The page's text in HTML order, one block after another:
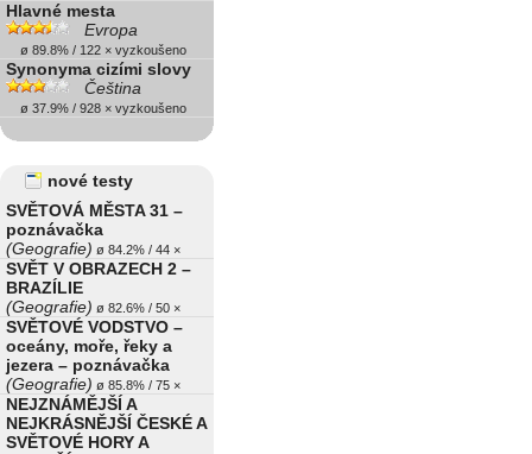
Hlavné mesta
Evropa
ø 89.8% / 122 × vyzkoušeno
Synonyma cizími slovy
Čeština
ø 37.9% / 928 × vyzkoušeno
nové testy
SVĚTOVÁ MĚSTA 31 –
poznávačka
(Geografie) ø 84.2% / 44 ×
SVĚT V OBRAZECH 2 –
BRAZÍLIE
(Geografie) ø 82.6% / 50 ×
SVĚTOVÉ VODSTVO –
oceány, moře, řeky a
jezera – poznávačka
(Geografie) ø 85.8% / 75 ×
NEJZNÁMĚJŠÍ A
NEJKRÁSNĚJŠÍ ČESKÉ A
SVĚTOVÉ HORY A